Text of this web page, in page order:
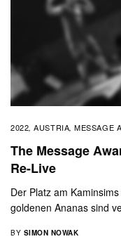
2022,AUSTRIA,MESSAGE
The Message
Re-Live
Der Platz am
goldenen Ananas sind
BY SIMON NOWAK